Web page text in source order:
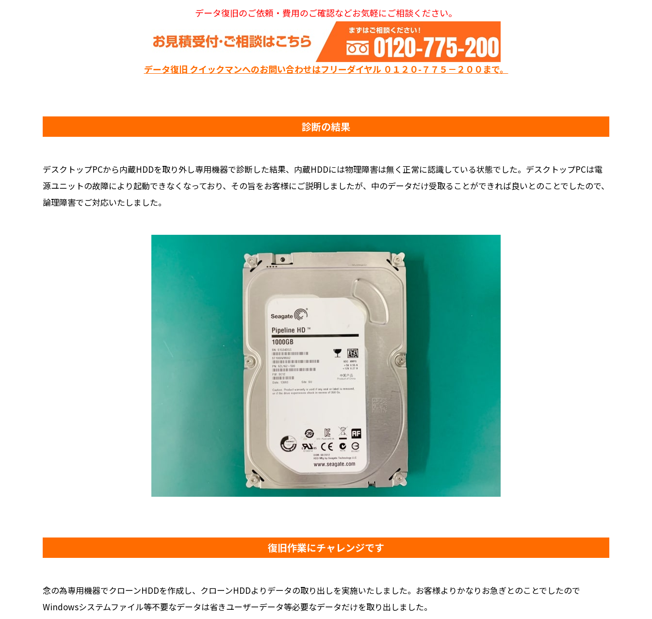
データ復旧のご依頼・費用のご確認などお気軽にご相談ください。
データ復旧 クイックマンへのお問い合わせはフリーダイヤル ０１２０-７７５－２００まで。
診断の結果
デスクトップPCから内蔵HDDを取り外し専用機器で診断した結果、内蔵HDDには物理障害は無く正常に認識している状態でした。デスクトップPCは電
源ユニットの故障により起動できなくなっており、その旨をお客様にご説明しましたが、中のデータだけ受取ることができれば良いとのことでしたので、
論理障害でご対応いたしました。
復旧作業にチャレンジです
念の為専用機器でクローンHDDを作成し、クローンHDDよりデータの取り出しを実施いたしました。お客様よりかなりお急ぎとのことでしたので
Windowsシステムファイル等不要なデータは省きユーザーデータ等必要なデータだけを取り出しました。